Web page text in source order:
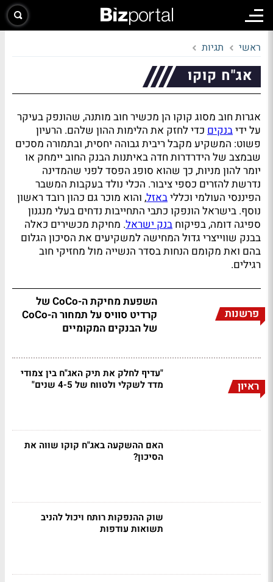
ראשי תגיות
אג"ח קוקו
אגרות חוב מסוג קוקו הן מכשיר חוב מותנה, שהונפק בעיקר
על ידיבנקים כדי לחזק את הלימות ההון שלהם. הרעיון
פשוט: המשקיע מקבל ריבית גבוהה יחסית, ובתמורה מסכים
שבמצב של הידרדרות חדה באיתנות הבנק החוב יימחק או
יומר להון מניות, כך שהוא סופג הפסד לפני שהמדינה
נדרשת להזרים כספי ציבור. הכלי נולד בעקבות המשבר
הפיננסי העולמי וכלליבאזל, והוא מוכר גם כהון רובד ראשון
נוסף. בישראל הונפקו כתבי התחייבות נדחים בעלי מנגנון
ספיגה דומה, בפיקוח בנק ישראל. מחיקת מכשירים כאלה
בבנק שווייצרי גדול המחישה למשקיעים את הסיכון הגלום
בהם ואת מקומם הנחות בסדר הנשייה מול מחזיקי חוב
רגילים.
פרשנות
השפעת מחיקת ה-CoCo של
קרדיט סוויס על תמחור ה-CoCo
של הבנקים המקומיים
ראיון
"עדיף לחלק את תיק האג"ח בין צמודי
מדד לשקלי ולטווח של 4-5 שנים"
האם ההשקעה באג"ח קוקו שווה את
הסיכון?
שוק ההנפקות רותח ויכול להניב
תשואות עודפות